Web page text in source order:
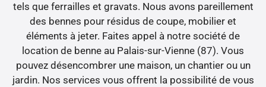
tels que ferrailles et gravats. Nous avons pareillement
des bennes pour résidus de coupe, mobilier et
éléments à jeter. Faites appel à notre société de
location de benne au Palais-sur-Vienne (87). Vous
pouvez désencombrer une maison, un chantier ou un
jardin. Nos services vous offrent la possibilité de vous